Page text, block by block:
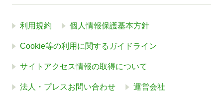
利用規約 個人情報保護基本方針
Cookie等の利用に関するガイドライン
サイトアクセス情報の取得について
法人・プレスお問い合わせ 運営会社